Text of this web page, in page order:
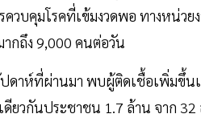
ควบคุมโรคที่เข้มงวดพอ ทางหน่ว
กถึง 9,000 คนต่อวัน
ดาห์ที่ผ่านมา พบผู้ติดเชื้อเพิ่มขึ้น
ดียวกันประชาชน 1.7 ล้าน จาก